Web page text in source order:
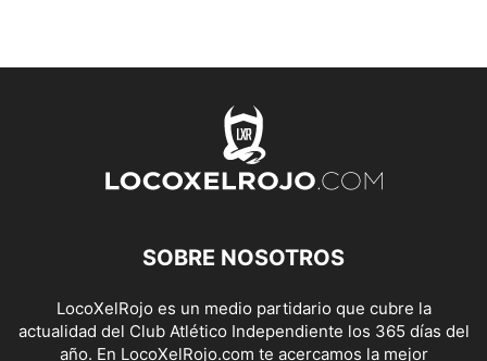
SOBRE NOSOTROS
LocoXelRojo es un medio partidario que cubre la
actualidad del Club Atlético Independiente los 365 días del
año. En LocoXelRojo.com te acercamos la mejor